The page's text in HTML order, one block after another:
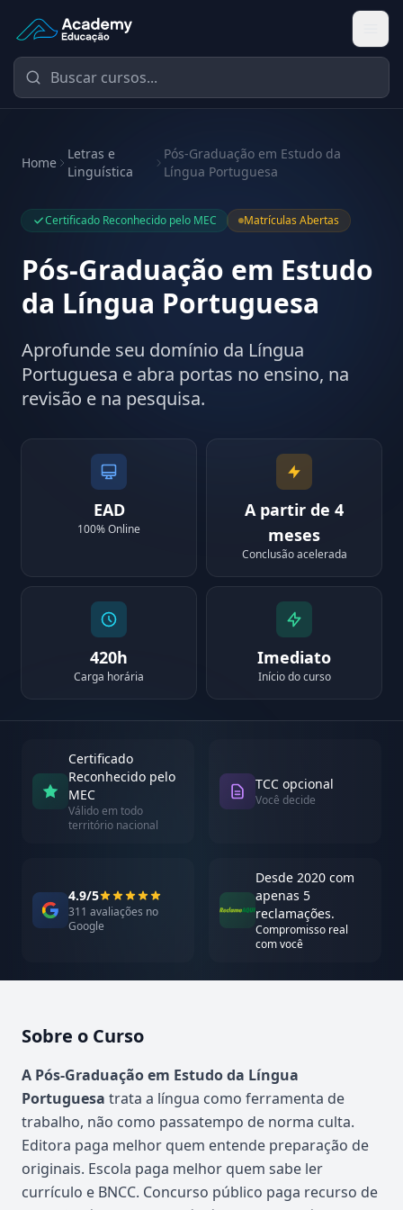
Academy Educação — Página Inicial
Home
Letras e
Linguística
Pós-Graduação em Estudo da
Língua Portuguesa
Certificado Reconhecido pelo MEC Matrículas Abertas
Pós-Graduação em Estudo
da Língua Portuguesa
Aprofunde seu domínio da Língua
Portuguesa e abra portas no ensino, na
revisão e na pesquisa.
EAD
100% Online
A partir de 4
meses
Conclusão acelerada
420h
Carga horária
Imediato
Início do curso
Certificado
Reconhecido pelo
MEC
Válido em todo
território nacional
TCC opcional
Você decide
4.9/5
311 avaliações no
Google
Desde 2020 com
apenas 5
reclamações.
Compromisso real
com você
Sobre o Curso
Atualizado em abril de 2026
A Pós-Graduação em Estudo da Língua
Portuguesa trata a língua como ferramenta de
trabalho, não como passatempo de norma culta.
Editora paga melhor quem entende preparação de
originais. Escola paga melhor quem sabe ler
currículo e BNCC. Concurso público paga recurso de